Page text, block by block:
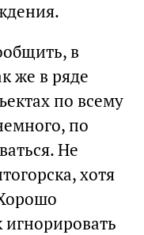
в
же в ряде
по всему
по
Не
хотя
игнорировать